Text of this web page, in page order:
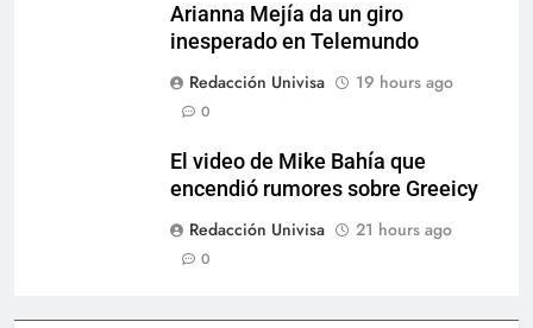
Arianna Mejía da un giro
inesperado en Telemundo
Redacción Univisa
19 hours ago
0
El video de Mike Bahía que
encendió rumores sobre Greeicy
Redacción Univisa
21 hours ago
0